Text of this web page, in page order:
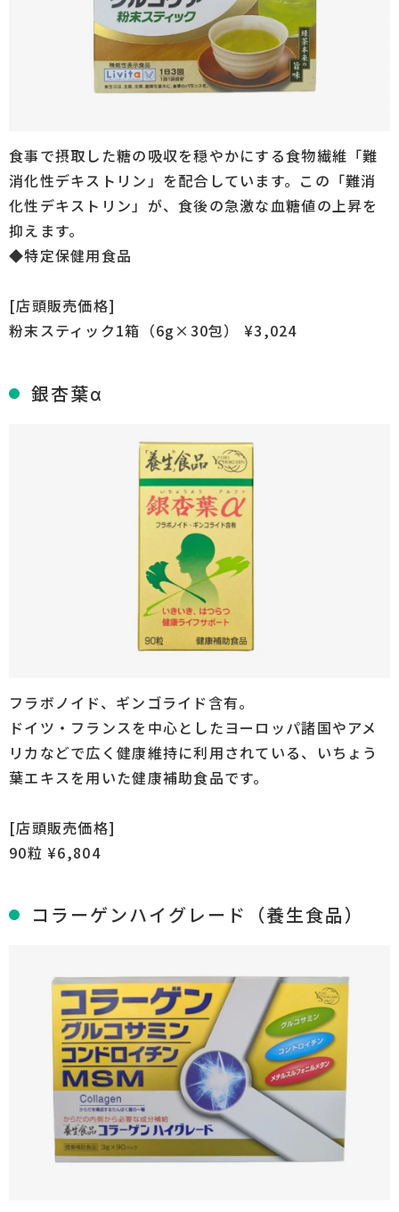
食事で摂取した糖の吸収を穏やかにする食物繊維「難
消化性デキストリン」を配合しています。この「難消
化性デキストリン」が、食後の急激な血糖値の上昇を
抑えます。
◆特定保健用食品
[店頭販売価格]
粉末スティック1箱（6g×30包） ¥3,024
銀杏葉α
フラボノイド、ギンゴライド含有。
ドイツ・フランスを中心としたヨーロッパ諸国やアメ
リカなどで広く健康維持に利用されている、いちょう
葉エキスを用いた健康補助食品です。
[店頭販売価格]
90粒 ¥6,804
コラーゲンハイグレード（養生食品）